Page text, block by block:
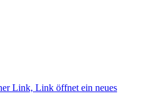
Link, Link öffnet ein neues